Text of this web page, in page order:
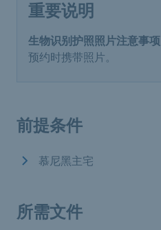
重要说明
生物识别护照照片注意事项
预约时携带照片。
前提条件
慕尼黑主宅
所需文件